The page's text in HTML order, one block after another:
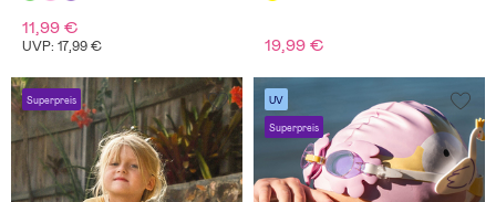
11,99 €
UVP: 17,99 € 19,99 €
Superpreis UV
Superpreis